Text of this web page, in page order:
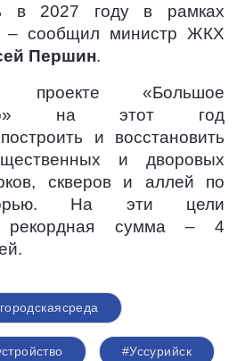
в 2027 году в рамках
– сообщил министр ЖКХ
Першин.
«Большое
на этот год
и восстановить
и дворовых
скверов и аллей по
На эти цели
рекордная сумма – 4
#Уссурийск